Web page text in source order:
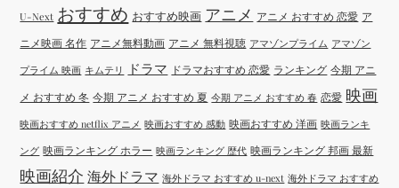
U-Next おすすめ おすすめ映画 アニメ アニメ おすすめ 恋愛 ア
ニメ映画 名作 アニメ無料動画 アニメ 無料視聴 アマゾンプライム アマゾン
プライム 映画 キムテリ ドラマ ドラマおすすめ 恋愛 ランキング 今期 アニ
メ おすすめ 冬 今期 アニメ おすすめ 夏 今期 アニメ おすすめ 春 恋愛 映画
映画おすすめ netflix アニメ 映画おすすめ 感動 映画おすすめ 洋画 映画ランキ
ング 映画ランキング ホラー 映画ランキング 歴代 映画ランキング 邦画 最新
映画紹介 海外ドラマ 海外ドラマ おすすめ u-next 海外ドラマ おすすめ